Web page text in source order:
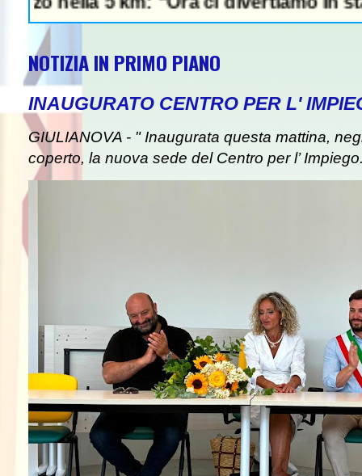
NOTIZIA IN PRIMO PIANO
INAUGURATO CENTRO PER L'
GIULIANOVA - " Inaugurata questa mattina,
coperto, la nuova sede del Centro per l’